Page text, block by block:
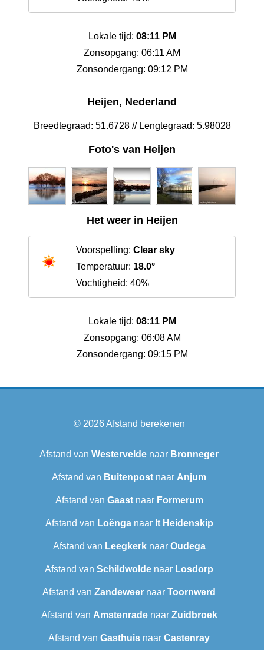
Lokale tijd: 08:11 PM
Zonsopgang: 06:11 AM
Zonsondergang: 09:12 PM
Heijen, Nederland
Breedtegraad: 51.6728 // Lengtegraad: 5.98028
Foto's van Heijen
Het weer in Heijen
Voorspelling: Clear sky
Temperatuur: 18.0°
Vochtigheid: 40%
Lokale tijd: 08:11 PM
Zonsopgang: 06:08 AM
Zonsondergang: 09:15 PM
© 2026Afstand berekenen
Afstand van Westervelde naar Bronneger
Afstand van Buitenpost naar Anjum
Afstand van Gaastnaar Formerum
Afstand van Loënganaar It Heidenskip
Afstand van Leegkerknaar Oudega
Afstand van Schildwolde naar Losdorp
Afstand van Zandeweer naar Toornwerd
Afstand van Amstenradenaar Zuidbroek
Afstand van Gasthuis naar Castenray